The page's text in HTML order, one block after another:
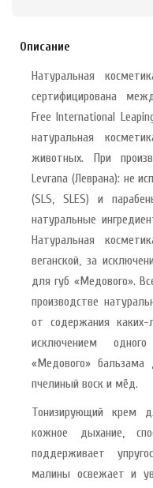
Описание
Натуральная
сертифицирована
Free International
натуральная
животных. При
Levrana (Леврана): не
(SLS, SLES) и
натуральные
Натуральная
веганской, за
для губ «Медового».
производстве
от содержания каких-
исключением
«Медового»
пчелиный воск и мёд.
Тонизирующий крем
кожное дыхание,
поддерживает
малины освежает и